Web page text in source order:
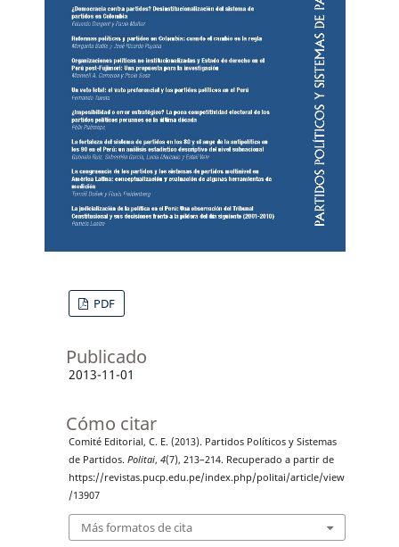
PDF
Publicado
2013-11-01
Cómo citar
Comité Editorial, C. E. (2013). Partidos Políticos y Sistemas
de Partidos. Politai, 4(7), 213–214. Recuperado a partir de
https://revistas.pucp.edu.pe/index.php/politai/article/view
/13907
Más formatos de cita